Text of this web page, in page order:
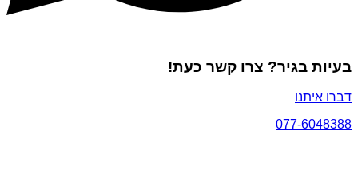
בעיות בגיר? צרו קשר כעת!
דברו איתנו
077-6048388